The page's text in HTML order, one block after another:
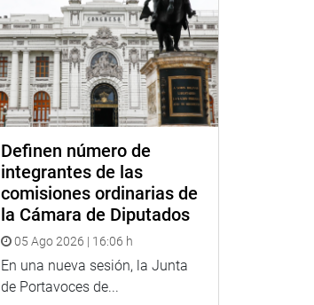
Definen número de
integrantes de las
comisiones ordinarias de
la Cámara de Diputados
05 Ago 2026 | 16:06 h
En una nueva sesión, la Junta
de Portavoces de...